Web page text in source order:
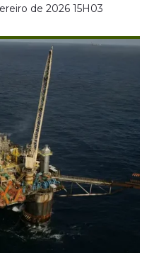
de 2026 15H03